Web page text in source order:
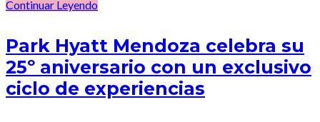
Continuar Leyendo
Park Hyatt Mendoza celebra su
25º aniversario con un exclusivo
ciclo de experiencias